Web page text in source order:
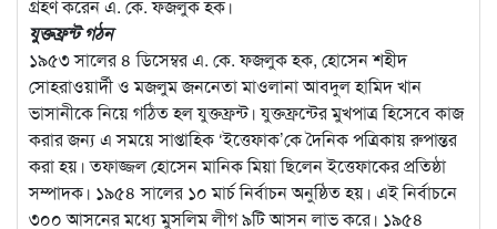
গ্রহণ করেন এ. কে. ফজলুক হক।
যুক্তফ্রন্ট গঠন
১৯৫৩ সালের ৪ ডিসেম্বর এ. কে. ফজলুক হক, হোসেন শহীদ
সোহরাওয়ার্দী ও মজলুম জননেতা মাওলানা আবদুল হামিদ খান
ভাসানীকে নিয়ে গঠিত হল যুক্তফ্রন্ট। যুক্তফ্রন্টের মুখপাত্র হিসেবে কাজ
করার জন্য এ সময়ে সাপ্তাহিক ‘ইত্তেফাক’কে দৈনিক পত্রিকায় রুপান্তর
করা হয়। তফাজ্জল হোসেন মানিক মিয়া ছিলেন ইত্তেফাকের প্রতিষ্ঠা
সম্পাদক। ১৯৫৪ সালের ১০ মার্চ নির্বাচন অনুষ্ঠিত হয়। এই নির্বাচনে
৩০০ আসনের মধ্যে মুসলিম লীগ ৯টি আসন লাভ করে। ১৯৫৪